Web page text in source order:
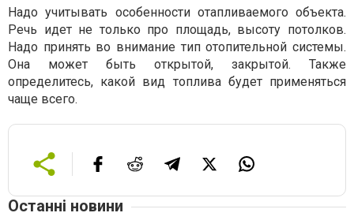
Надо учитывать особенности отапливаемого объекта.
Речь идет не только про площадь, высоту потолков.
Надо принять во внимание тип отопительной системы.
Она может быть открытой, закрытой. Также
определитесь, какой вид топлива будет применяться
чаще всего.
Останні новини